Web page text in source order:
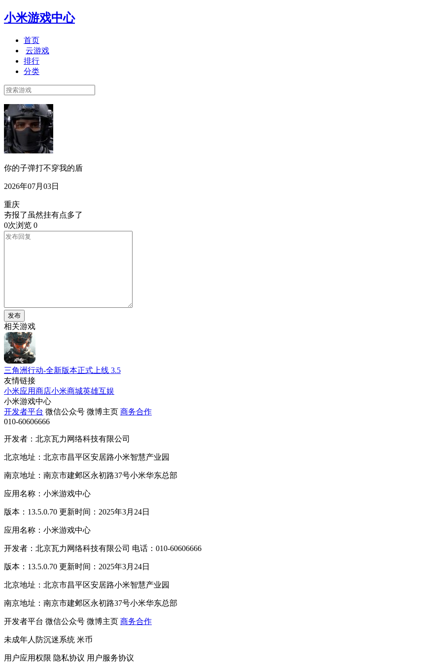
小米游戏中心
首页
云游戏
排行
分类
你的子弹打不穿我的盾
2026年07月03日
重庆
夯报了虽然挂有点多了
0次浏览 0
发布
相关游戏
三角洲行动-全新版本正式上线 3.5
友情链接
小米应用商店小米商城英雄互娱
小米游戏中心
开发者平台 微信公众号 微博主页 商务合作
010-60606666
开发者：北京瓦力网络科技有限公司
北京地址：北京市昌平区安居路小米智慧产业园
南京地址：南京市建邺区永初路37号小米华东总部
应用名称：小米游戏中心
版本：13.5.0.70 更新时间：2025年3月24日
应用名称：小米游戏中心
开发者：北京瓦力网络科技有限公司 电话：010-60606666
版本：13.5.0.70 更新时间：2025年3月24日
北京地址：北京市昌平区安居路小米智慧产业园
南京地址：南京市建邺区永初路37号小米华东总部
开发者平台 微信公众号 微博主页 商务合作
未成年人防沉迷系统 米币
用户应用权限 隐私协议 用户服务协议